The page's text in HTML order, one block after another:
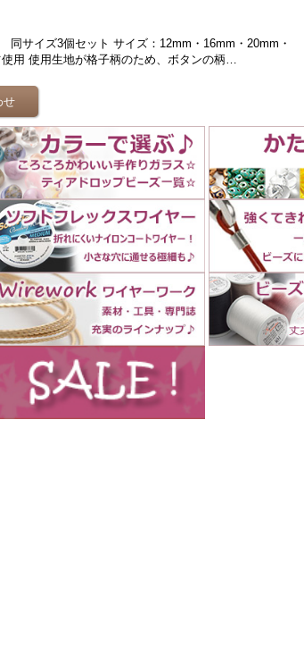
同サイズ3個セット サイズ：12mm・16mm・20mm・
用 使用生地が格子柄のため、ボタンの柄…